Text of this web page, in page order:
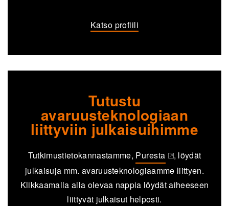
Katso profiili
Tutustu
avaruusteknologiaan
liittyviin julkaisuihimme
Tutkimustietokannastamme, Puresta
(opens in a new tab)
, löydät
julkaisuja mm. avaruusteknologiaamme liittyen.
Klikkaamalla alla olevaa nappia löydät aiheeseen
liittyvät julkaisut helposti.